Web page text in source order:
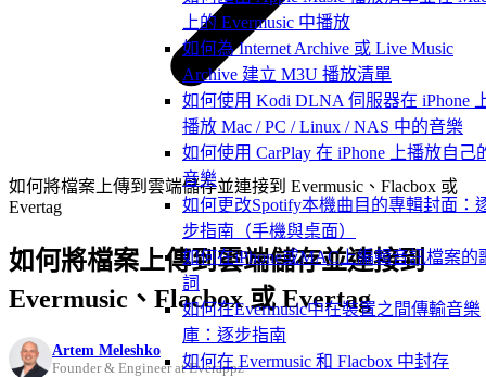
上的 Evermusic 中播放
如何為 Internet Archive 或 Live Music
Archive 建立 M3U 播放清單
如何使用 Kodi DLNA 伺服器在 iPhone
播放 Mac / PC / Linux / NAS 中的音樂
如何使用 CarPlay 在 iPhone 上播放自己
音樂
如何更改Spotify本機曲目的專輯封面：
步指南（手機與桌面）
如何在iPhone或MAC上編輯音訊檔案的
詞
如何在Evermusic中在裝置之間傳輸音樂
庫：逐步指南
如何在 Evermusic 和 Flacbox 中封存
如何將檔案上傳到雲端儲存並連接到 Evermusic、Flacbox 或
Evertag
如何將檔案上傳到雲端儲存並連接到
Evermusic、Flacbox 或 Evertag
Artem Meleshko
Founder & Engineer at Everappz